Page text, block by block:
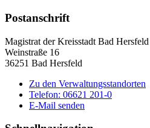
Postanschrift
Magistrat der Kreisstadt Bad Hersfeld
Weinstraße 16
36251 Bad Hersfeld
Zu den Verwaltungsstandorten
Telefon: 06621 201-0
E-Mail senden